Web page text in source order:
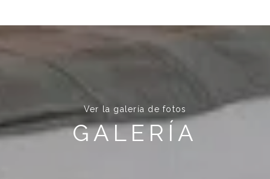
Ver la galería de fotos
GALERÍA